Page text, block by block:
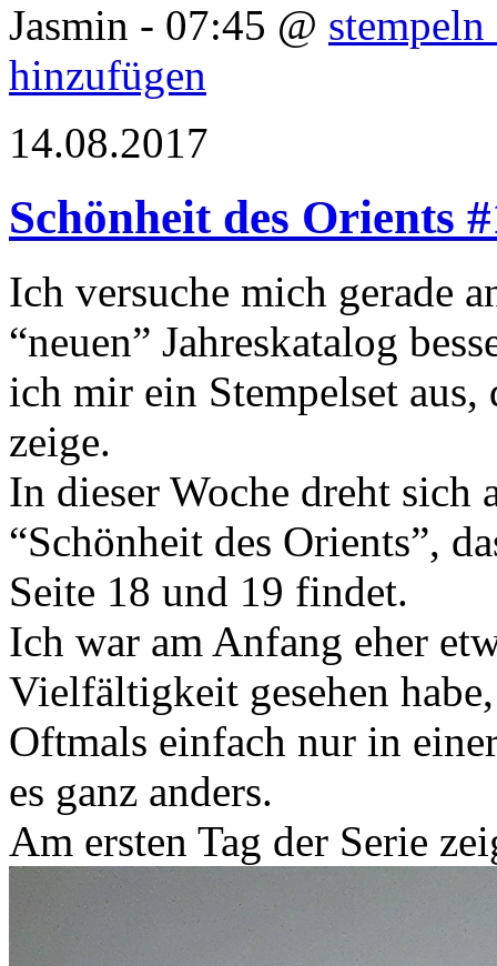
Jasmin - 07:45 @
hinzufügen
14.08.2017
Schönheit des Orients
Ich versuche mich gerade
“neuen” Jahreskatalog
ich mir ein Stempelset
zeige.
In dieser Woche dreht sich
“Schönheit des Orients”,
Seite 18 und 19 findet.
Ich war am Anfang eher
Vielfältigkeit gesehen
Oftmals einfach nur in
es ganz anders.
Am ersten Tag der Serie